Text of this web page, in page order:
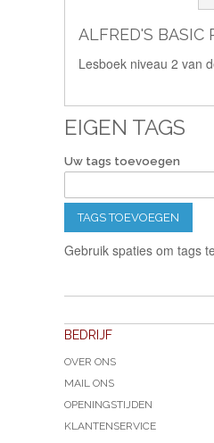
ALFRED'S BASIC
Lesboek niveau 2 van
EIGEN TAGS
Uw tags toevoegen
TAGS TOEVOEGEN
Gebruik spaties om tags
BEDRIJF
OVER ONS
MAIL ONS
OPENINGSTIJDEN
KLANTENSERVICE